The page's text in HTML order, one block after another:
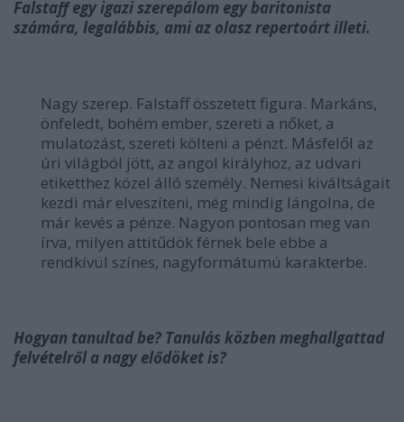
Falstaff egy igazi szerepálom egy baritonista
számára, legalábbis, ami az olasz repertoárt illeti.
Nagy szerep. Falstaff összetett figura. Markáns,
önfeledt, bohém ember, szereti a nőket, a
mulatozást, szereti költeni a pénzt. Másfelől az
úri világból jött, az angol királyhoz, az udvari
etiketthez közel álló személy. Nemesi kiváltságait
kezdi már elveszíteni, még mindig lángolna, de
már kevés a pénze. Nagyon pontosan meg van
írva, milyen attitűdök férnek bele ebbe a
rendkívül színes, nagyformátumú karakterbe.
Hogyan tanultad be? Tanulás közben meghallgattad
felvételről a nagy elődöket is?